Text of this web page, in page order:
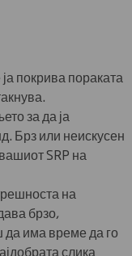
покрива пораката
за да ја
Брз или неискусен
SRP на
на
брзо,
има време да го
слика